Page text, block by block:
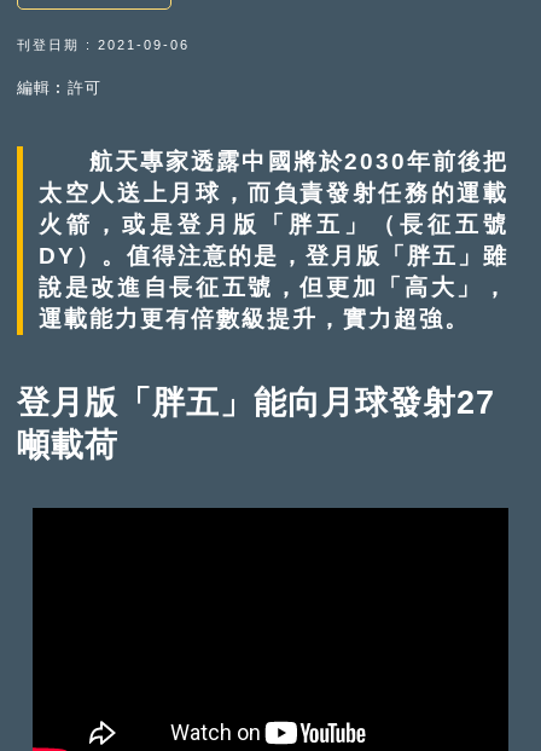
刊登日期 : 2021-09-06
編輯︰許可
航天專家透露中國將於2030年前後把
太空人送上月球，而負責發射任務的運載
火箭，或是登月版「胖五」（長征五號
DY）。值得注意的是，登月版「胖五」雖
說是改進自長征五號，但更加「高大」，
運載能力更有倍數級提升，實力超強。
登月版「胖五」能向月球發射27
噸載荷